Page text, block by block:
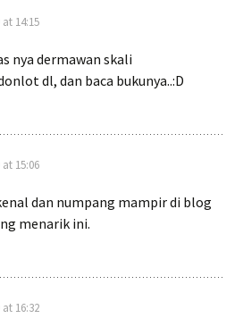
14:15
nya dermawan skali
dl, dan baca bukunya..:D
15:06
dan numpang mampir di blog
menarik ini.
16:32